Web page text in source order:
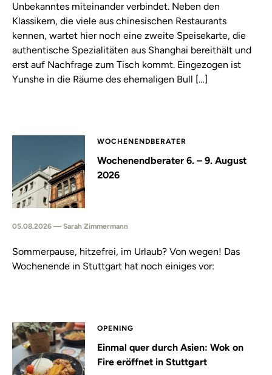
Unbekanntes miteinander verbindet. Neben den
Klassikern, die viele aus chinesischen Restaurants
kennen, wartet hier noch eine zweite Speisekarte, die
authentische Spezialitäten aus Shanghai bereithält und
erst auf Nachfrage zum Tisch kommt. Eingezogen ist
Yunshe in die Räume des ehemaligen Bull […]
WOCHENENDBERATER
Wochenendberater 6. – 9. August
2026
05.08.2026 — Sarah Zimmermann
Sommerpause, hitzefrei, im Urlaub? Von wegen! Das
Wochenende in Stuttgart hat noch einiges vor:
OPENING
Einmal quer durch Asien: Wok on
Fire eröffnet in Stuttgart